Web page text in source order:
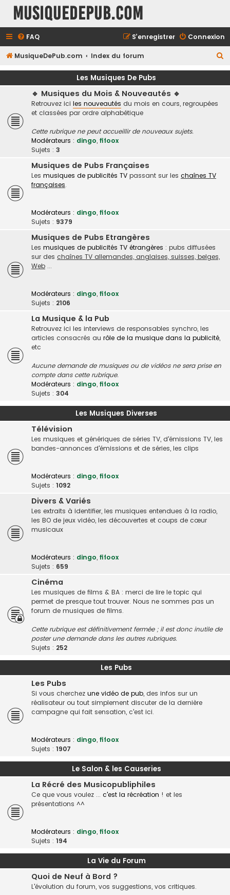
MusiqueDePub.com
FAQ Connexion
S’enregistrer
MusiqueDePub.com Index du forum
e
Les Musiques De Pubs
🔹 Musiques du Mois & Nouveautés 🔹
Retrouvez ici les nouveautés du mois en cours, regroupées
et classées par ordre alphabétique
Cette rubrique ne peut accueillir de nouveaux sujets.
Modérateurs : dingo, fifoox
Sujets : 3
Musiques de Pubs Françaises
Les musiques de publicités TV passant sur les chaînes TV
françaises.
Modérateurs : dingo, fifoox
Sujets : 9379
Musiques de Pubs Etrangères
Les musiques de publicités TV étrangères : pubs diffusées
sur des chaînes TV allemandes, anglaises, suisses, belges,
Web ...
Modérateurs : dingo, fifoox
Sujets : 2106
La Musique & la Pub
Retrouvez ici les interviews de responsables synchro, les
articles consacrés au rôle de la musique dans la publicité,
etc
Aucune demande de musiques ou de vidéos ne sera prise en
compte dans cette rubrique.
Modérateurs : dingo, fifoox
Sujets : 304
Les Musiques Diverses
Télévision
Les musiques et génériques de séries TV, d'émissions TV, les
bandes-annonces d'émissions et de séries, les clips
Modérateurs : dingo, fifoox
Sujets : 1092
Divers & Variés
Les extraits à identifier, les musiques entendues à la radio,
les BO de jeux vidéo, les découvertes et coups de cœur
musicaux
Modérateurs : dingo, fifoox
Sujets : 659
Cinéma
Les musiques de films & BA : merci de lire le topic qui
permet de presque tout trouver. Nous ne sommes pas un
forum de musiques de films.
Cette rubrique est définitivement fermée ; il est donc inutile de
poster une demande dans les autres rubriques.
Sujets : 252
Les Pubs
Les Pubs
Si vous cherchez une vidéo de pub, des infos sur un
réalisateur ou tout simplement discuter de la dernière
campagne qui fait sensation, c'est ici.
Modérateurs : dingo, fifoox
Sujets : 1907
Le Salon & les Causeries
La Récré des Musicopubliphiles
Ce que vous voulez ... c'est la récréation ! et les
présentations ^^
Modérateurs : dingo, fifoox
Sujets : 194
La Vie du Forum
Quoi de Neuf à Bord ?
L'évolution du forum, vos suggestions, vos critiques.